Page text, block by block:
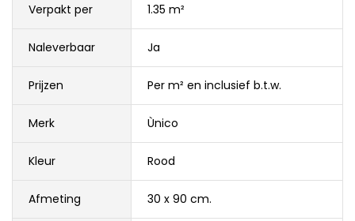
Verpakt per 1.35 m²
Naleverbaar Ja
Prijzen Per m² en inclusief b.t.w.
Merk Ùnico
Kleur Rood
Afmeting
30 x 90 cm.